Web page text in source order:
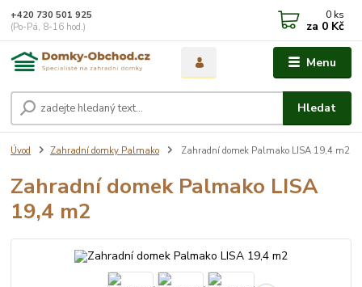
Menu
Hledat
+420 730 501 925
(Po-Pá, 8-16 hod.)
0 ks
za 0 Kč
Úvod Zahradní domky Palmako Zahradní domek Palmako LISA 19,4 m2
Zahradní domek Palmako LISA
19,4 m2